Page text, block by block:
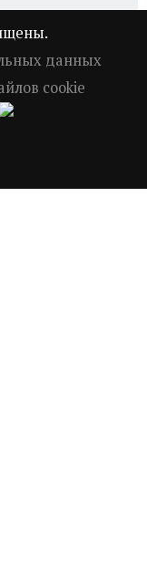
данных
cookie